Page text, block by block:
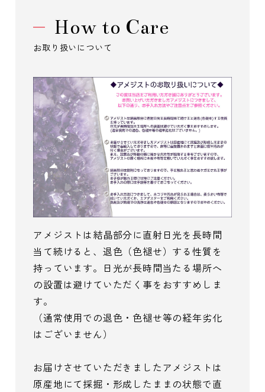
How to Care
お取り扱いについて
アメジストは結晶部分に直射日光を長時間
当て続けると、退色（色褪せ）する性質を
持っています。日光が長時間当たる場所へ
の設置は避けていただく事をおすすめしま
す。
（通常使用での退色・色褪せ等の経年劣化
はございません）
お届けさせていただきましたアメジストは
原産地にて採掘・形成したままの状態で直